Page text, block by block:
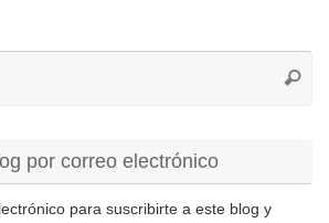
por correo electrónico
para suscribirte a este blog y